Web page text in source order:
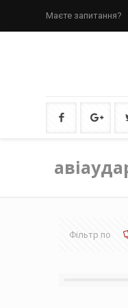
Маєте запитання?
Фільтр по